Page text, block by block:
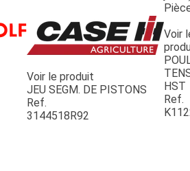
ESPACES
QUAD SSV
PIECES
Voir le produit
JEU SEGM. DE PISTONS
Ref.
3144518R92
Voir
HST
Ref.